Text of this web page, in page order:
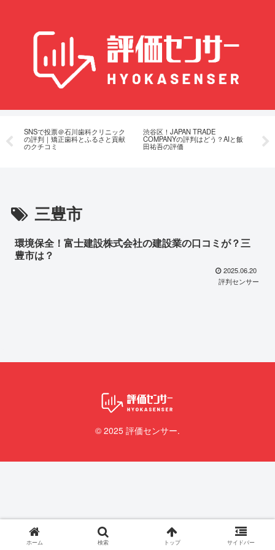
SNSで投票＠石川歯科クリニック
の評判｜矯正歯科とふるさと貢献
のクチコミ
渋谷区！JAPAN TRADE
COMPANYの評判はどう？AIと飯
田祐吾の評価 て
三豊市
環境保全！富士建設株式会社の建設業の口コミが？三
豊市は？
2025.06.20
評判センサー
© 2025 評価センサー.
ホーム 検索 トップ サイドバー